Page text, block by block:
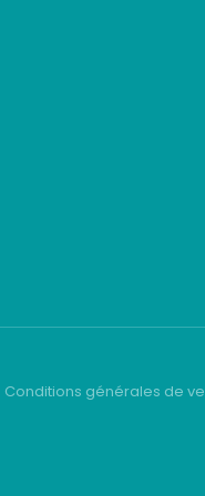
Conditions générales de